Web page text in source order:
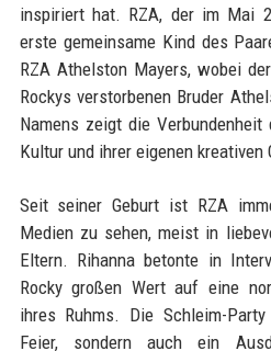
inspiriert hat. RZA, der im Mai
erste gemeinsame Kind des
RZA Athelston Mayers, wobei
Rockys verstorbenen Bruder
Namens zeigt die
Kultur und ihrer eigenen kreativen
Seit seiner Geburt ist RZA
Medien zu sehen, meist in
Eltern. Rihanna betonte in
Rocky großen Wert auf eine
ihres Ruhms. Die Schleim-
Feier, sondern auch ein